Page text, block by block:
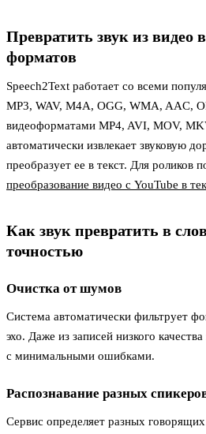
Превратить звук из видео
форматов
Speech2Text работает со всеми
MP3, WAV, M4A, OGG, WMA, AAC,
видеоформатами MP4, AVI, MOV,
автоматически извлекает звуковую
преобразует ее в текст. Для роликов
преобразование видео с YouTube в
Как звук превратить в
точностью
Очистка от шумов
Система автоматически фильтрует
эхо. Даже из записей низкого
с минимальными ошибками.
Распознавание разных
Сервис определяет разных